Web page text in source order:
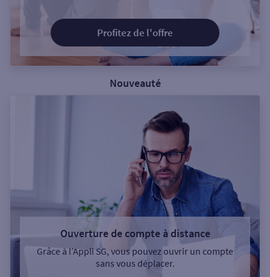
Profitez de l'offre
Nouveauté
Ouverture de compte à distance
Grâce à l’Appli SG, vous pouvez ouvrir un compte
sans vous déplacer.